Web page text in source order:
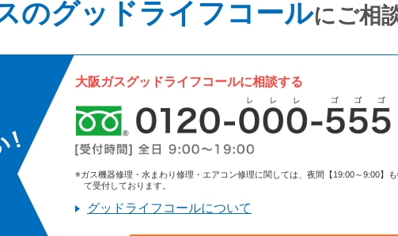
のグッドライフコールにご相
大阪ガスグッドライフコールに相談する
※ガス機器修理・水まわり修理・エアコン修理に関しては、夜間【19:00～9:00】
て受付しております。
グッドライフコールについて